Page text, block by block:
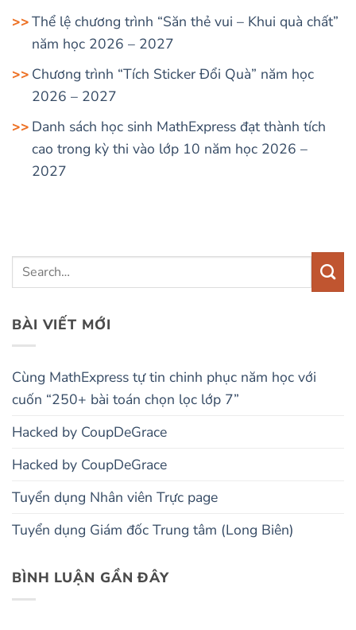
Thể lệ chương trình “Săn thẻ vui – Khui quà chất”
năm học 2026 – 2027
Chương trình “Tích Sticker Đổi Quà” năm học
2026 – 2027
Danh sách học sinh MathExpress đạt thành tích
cao trong kỳ thi vào lớp 10 năm học 2026 –
2027
BÀI VIẾT MỚI
Cùng MathExpress tự tin chinh phục năm học với
cuốn “250+ bài toán chọn lọc lớp 7”
Hacked by CoupDeGrace
Hacked by CoupDeGrace
Tuyển dụng Nhân viên Trực page
Tuyển dụng Giám đốc Trung tâm (Long Biên)
BÌNH LUẬN GẦN ĐÂY